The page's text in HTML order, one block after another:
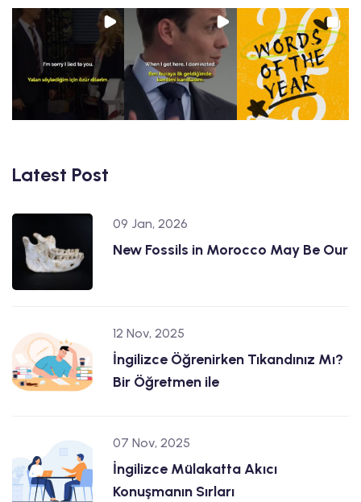
Latest Post
09 Jan, 2026
New Fossils in Morocco May Be Our
12 Nov, 2025
İngilizce Öğrenirken Tıkandınız Mı?
Bir Öğretmen ile
07 Nov, 2025
İngilizce Mülakatta Akıcı
Konuşmanın Sırları